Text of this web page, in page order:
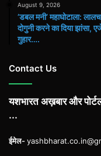
August 9, 2026
​’डबल मनी’ महाघोटाला:
दोगुनी करने का दिया झांसा,
गुहार….
Contact Us
यशभारत अख़बार और
...
ईमेल-